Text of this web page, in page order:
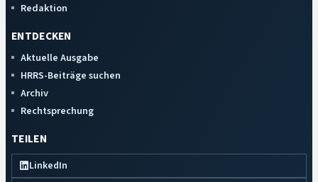
Redaktion
ENTDECKEN
Aktuelle Ausgabe
HRRS-Beiträge suchen
Archiv
Rechtsprechung
TEILEN
LinkedIn